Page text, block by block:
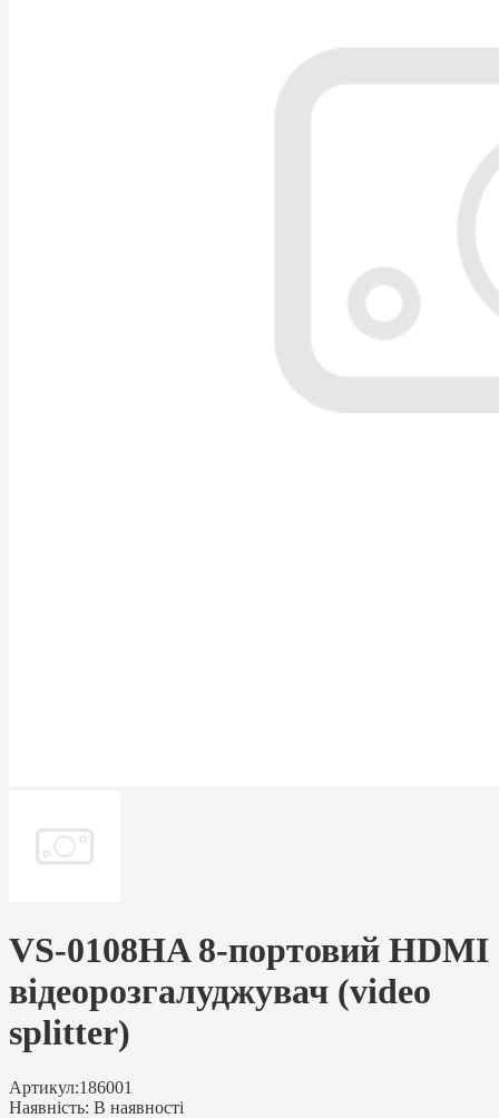
VS-0108HA 8-портовий HDMI
відеорозгалуджувач (video
splitter)
Артикул:186001
Наявність: В наявності